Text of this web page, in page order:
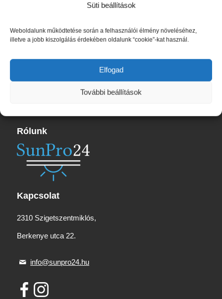
Süti beállítások
Weboldalunk működtetése során a felhasználói élmény növeléséhez,
illetve a jobb kiszolgálás érdekében oldalunk “cookie”-kat használ.
Elfogad
További beállítások
Day & Night pliszé – sötétítő és
6 710Ft – 15 210FtÁrtartomány:
6
210 Ft
Rólunk
Kapcsolat
2310 Szigetszentmiklós,
Berkenye utca 22.
info@sunpro24.hu